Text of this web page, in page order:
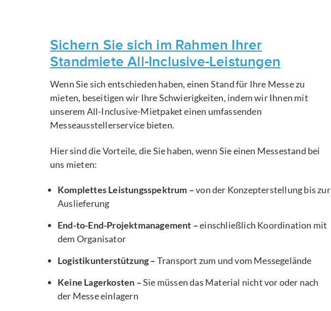
Sichern Sie sich im Rahmen Ihrer
Standmiete All-Inclusive-Leistungen
Wenn Sie sich entschieden haben, einen Stand für Ihre Messe zu
mieten, beseitigen wir Ihre Schwierigkeiten, indem wir Ihnen mit
unserem All-Inclusive-Mietpaket einen umfassenden
Messeausstellerservice bieten.
Hier sind die Vorteile, die Sie haben, wenn Sie einen Messestand bei
uns mieten:
Komplettes Leistungsspektrum –von der Konzepterstellung bis zur
Auslieferung
End-to-End-Projektmanagement –einschließlich Koordination mit
dem Organisator
Logistikunterstützung – Transport zum und vom Messegelände
Keine Lagerkosten –Sie müssen das Material nicht vor oder nach
der Messe einlagern